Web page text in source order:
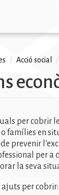
/ Acció social /
per cobrir
famílies en
prevenir
per a
la seva
ajuts per cobrir: